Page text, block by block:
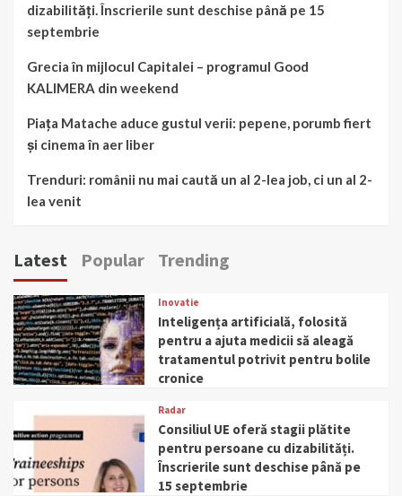
dizabilități. Înscrierile sunt deschise până pe 15
septembrie
Grecia în mijlocul Capitalei – programul Good
KALIMERA din weekend
Piața Matache aduce gustul verii: pepene, porumb fiert
și cinema în aer liber
Trenduri: românii nu mai caută un al 2-lea job, ci un al 2-
lea venit
Latest Popular Trending
Inovatie
Inteligența artificială, folosită
pentru a ajuta medicii să aleagă
tratamentul potrivit pentru bolile
cronice
Radar
Consiliul UE oferă stagii plătite
pentru persoane cu dizabilități.
Înscrierile sunt deschise până pe
15 septembrie